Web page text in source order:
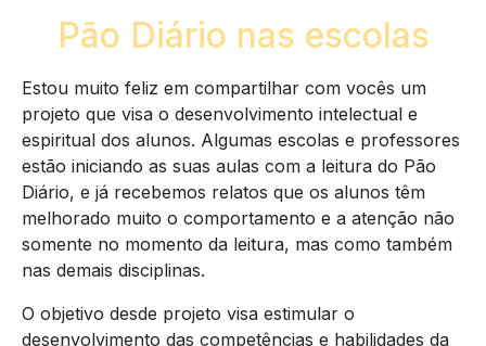
Pão Diário nas escolas
Estou muito feliz em compartilhar com vocês um
projeto que visa o desenvolvimento intelectual e
espiritual dos alunos. Algumas escolas e professores
estão iniciando as suas aulas com a leitura do Pão
Diário, e já recebemos relatos que os alunos têm
melhorado muito o comportamento e a atenção não
somente no momento da leitura, mas como também
nas demais disciplinas.
O objetivo desde projeto visa estimular o
desenvolvimento das competências e habilidades da